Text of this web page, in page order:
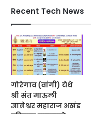
Recent Tech News
गोरेगाव (वांगी) येथे
श्री संत माऊली
ज्ञानेश्वर महाराज अखंड